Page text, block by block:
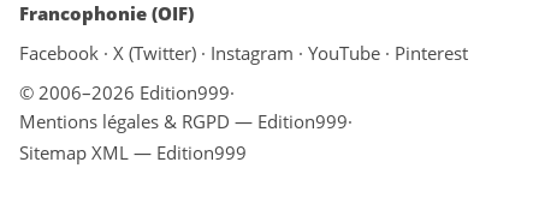
Francophonie (OIF)
Facebook · X (Twitter) · Instagram · YouTube · Pinterest
© 2006–2026 Edition999·
Mentions légales & RGPD — Edition999·
Sitemap XML — Edition999